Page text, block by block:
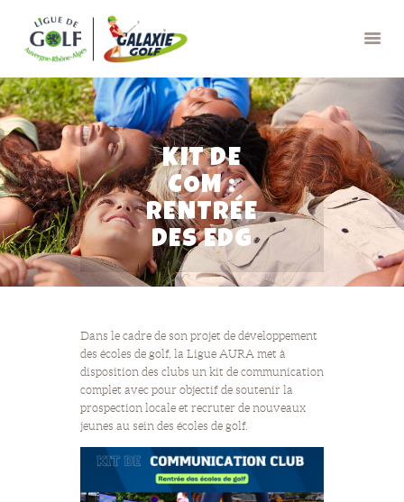
KIT DE
COM :
RENTRÉE
DES EDG
GALAXIE GOLF
APPRENDRE
JOUER
RESSOURCES
CONTACTS
Dans le cadre de son projet de développement
des écoles de golf, la Ligue AURA met à
disposition des clubs un kit de communication
complet avec pour objectif de soutenir la
prospection locale et recruter de nouveaux
jeunes au sein des écoles de golf.